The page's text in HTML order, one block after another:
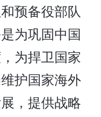
预备役部队
为巩固中国
为捍卫国家
护国家海外
，提供战略